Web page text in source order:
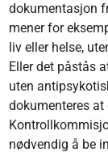
dokumentasjon
mener for
liv eller helse,
Eller det påstås
uten
dokumenteres at
nødvendig å be